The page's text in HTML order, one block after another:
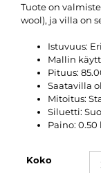
Tuote on
wool), ja villa on
Istuvuus:
Mallin
Pituus:
Saatavilla
Mitoitus:
Siluetti:
Paino: 0.50
Koko